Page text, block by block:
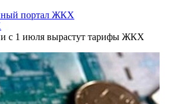
портал ЖКХ
с 1 июля вырастут тарифы ЖКХ